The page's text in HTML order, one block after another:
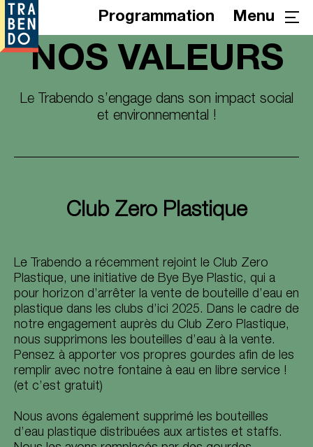
Programmation Menu
NOS VALEURS
Le Trabendo s’engage dans son impact social
et environnemental !
Club Zero Plastique
Le Trabendo a récemment rejoint le Club Zero
Plastique, une initiative de Bye Bye Plastic, qui a
pour horizon d’arrêter la vente de bouteille d’eau en
plastique dans les clubs d’ici 2025. Dans le cadre de
notre engagement auprès du Club Zero Plastique,
nous supprimons les bouteilles d’eau à la vente.
Pensez à apporter vos propres gourdes afin de les
remplir avec notre fontaine à eau en libre service !
(et c’est gratuit)
Nous avons également supprimé les bouteilles
d’eau plastique distribuées aux artistes et staffs.